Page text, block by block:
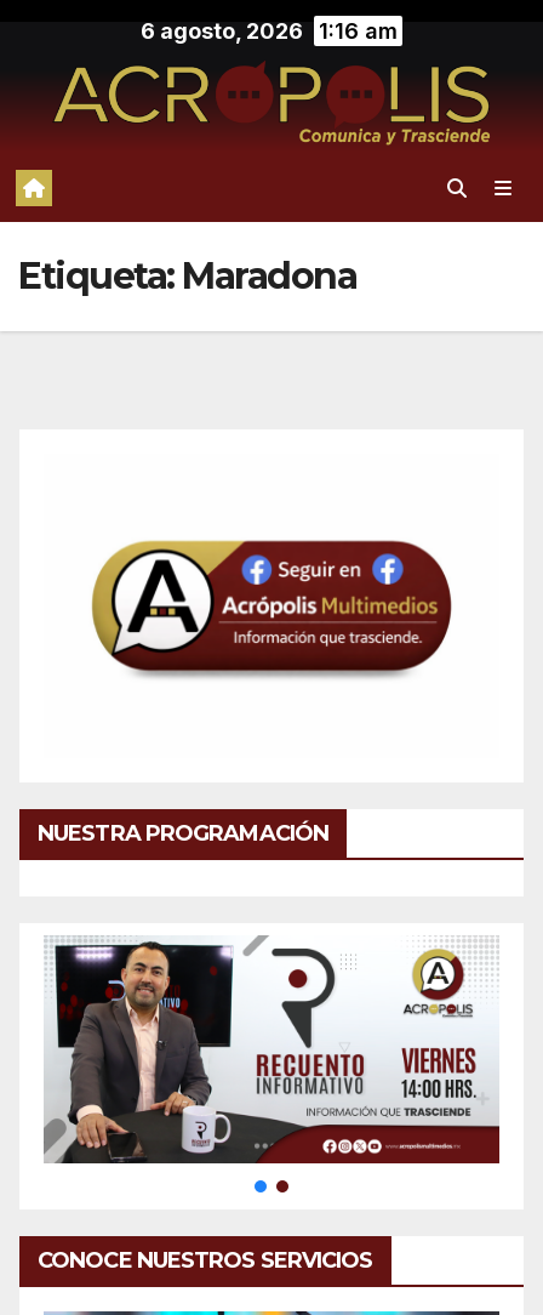
contenido
6 agosto, 2026 1:16 am
Etiqueta: Maradona
NUESTRA PROGRAMACIÓN
CONOCE NUESTROS SERVICIOS